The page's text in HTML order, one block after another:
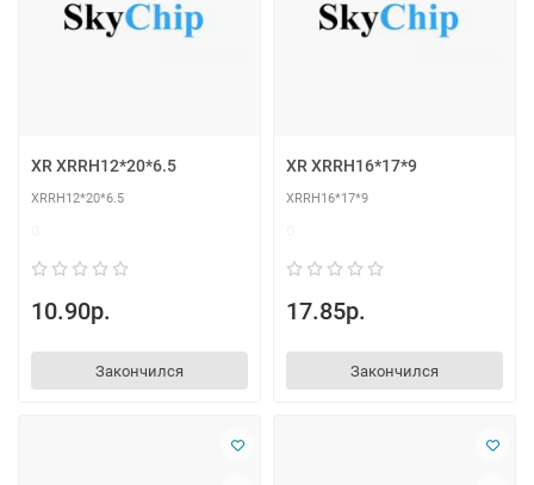
XR XRRH12*20*6.5
XRRH12*20*6.5
10.90р.
Закончился
XR XRRH16*17*9
XRRH16*17*9
17.85р.
Закончился